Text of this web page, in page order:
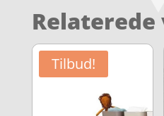
Tilbud!